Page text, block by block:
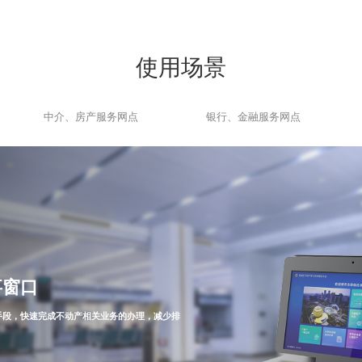
使用场景
中介、房产服务网点 银行、金融服务网点
口
，快速完成不动产相关业务的办理，减少排